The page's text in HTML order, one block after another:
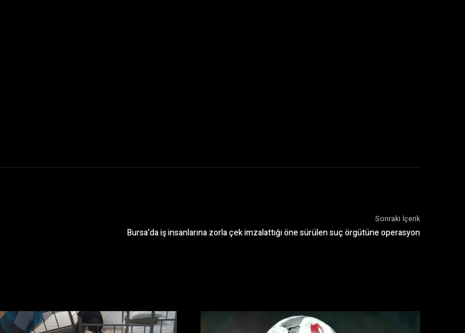
Sonraki İçerik
Bursa’da iş insanlarına zorla çek imzalattığı öne sürülen suç örgütüne operasyon